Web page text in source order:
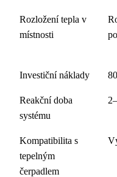
Rozložení tepla v
místnosti
Investiční náklady
Reakční doba
systému
Kompatibilita s
tepelným
čerpadlem